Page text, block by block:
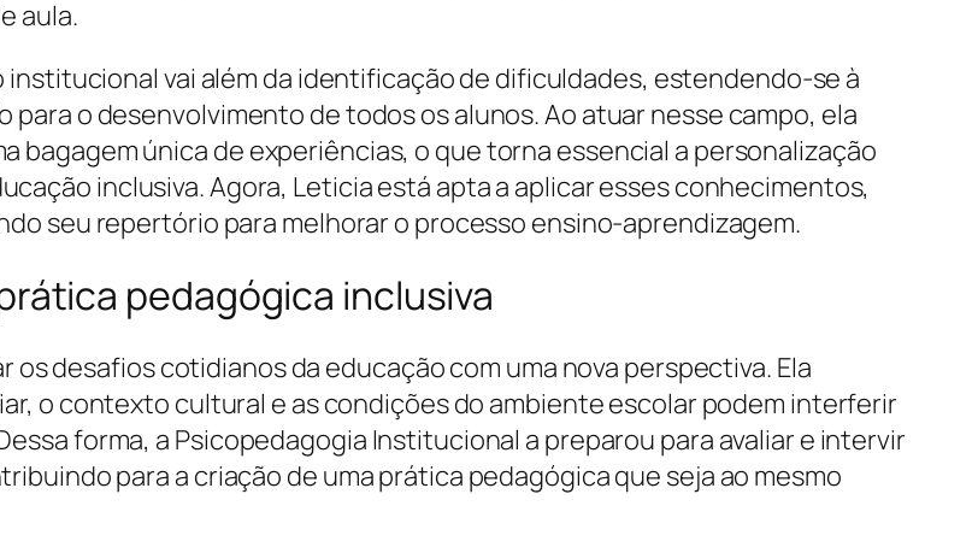
aula.
vai além da identificação de dificuldades, estendendo-se à
o desenvolvimento de todos os alunos. Ao atuar nesse campo, ela
bagagem única de experiências, o que torna essencial a personalização
inclusiva. Agora, Leticia está apta a aplicar esses conhecimentos,
seu repertório para melhorar o processo ensino-aprendizagem.
pedagógica inclusiva
desafios cotidianos da educação com uma nova perspectiva. Ela
o contexto cultural e as condições do ambiente escolar podem interferir
forma, a Psicopedagogia Institucional a preparou para avaliar e intervir
para a criação de uma prática pedagógica que seja ao mesmo